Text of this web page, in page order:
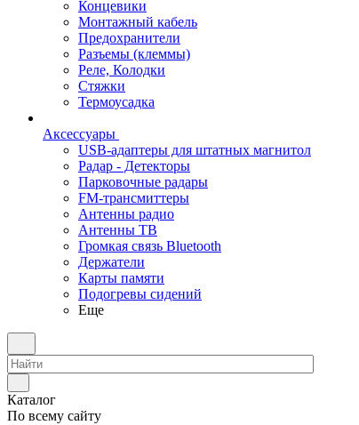
Концевики
Монтажный кабель
Предохранители
Разъемы (клеммы)
Реле, Колодки
Стяжки
Термоусадка
Аксессуары
USB-адаптеры для штатных магнитол
Радар - Детекторы
Парковочные радары
FM-трансмиттеры
Антенны радио
Антенны ТВ
Громкая связь Bluetooth
Держатели
Карты памяти
Подогревы сидений
Еще
Каталог
По всему сайту